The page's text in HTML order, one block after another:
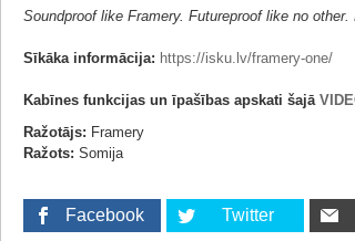
Soundproof like Framery. Futureproof like no other.
Sīkāka informācija: https://isku.lv/framery-one/
Kabīnes funkcijas un īpašības apskati šajā
Ražotājs: Framery
Ražots: Somija
Facebook Twitter